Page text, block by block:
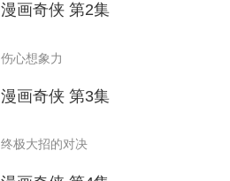
漫画奇侠 第2集
伤心想象力
漫画奇侠 第3集
终极大招的对决